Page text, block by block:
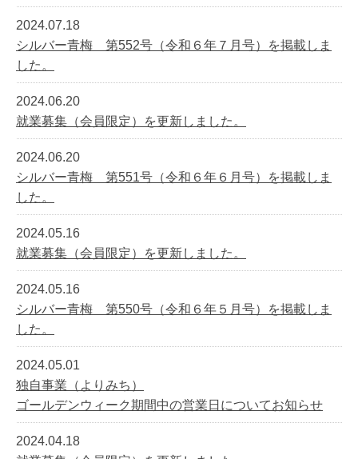
2024.07.18
シルバー青梅 第552号（令和６年７月号）を掲載しま
した。
2024.06.20
就業募集（会員限定）を更新しました。
2024.06.20
シルバー青梅 第551号（令和６年６月号）を掲載しま
した。
2024.05.16
就業募集（会員限定）を更新しました。
2024.05.16
シルバー青梅 第550号（令和６年５月号）を掲載しま
した。
2024.05.01
独自事業（よりみち）
ゴールデンウィーク期間中の営業日についてお知らせ
2024.04.18